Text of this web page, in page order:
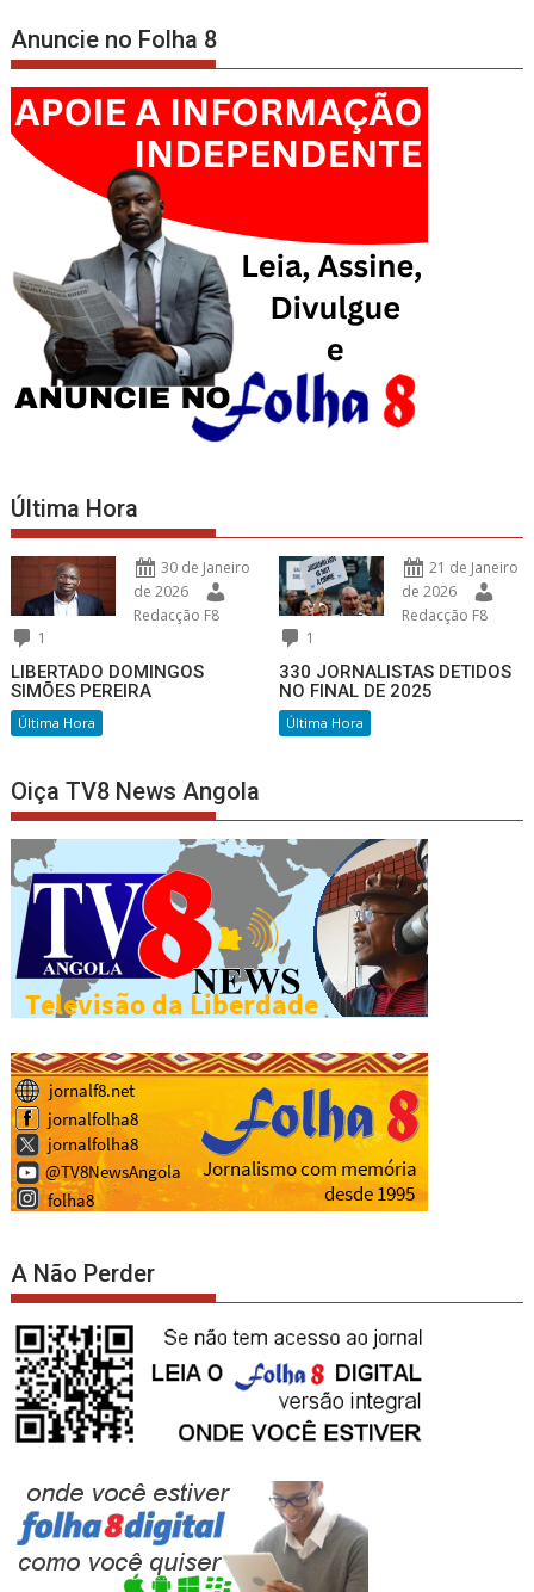
Anuncie no Folha 8
Última Hora
30 de Janeiro
de 2026
Redacção F8
1
LIBERTADO DOMINGOS
SIMÕES PEREIRA
Última Hora
21 de Janeiro
de 2026
Redacção F8
1
330 JORNALISTAS DETIDOS
NO FINAL DE 2025
Última Hora
Oiça TV8 News Angola
A Não Perder